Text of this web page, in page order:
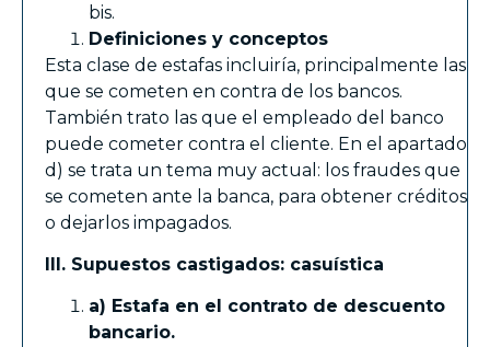
bis.
Definiciones y conceptos
Esta clase de estafas incluiría, principalmente las
que se cometen en contra de los bancos.
También trato las que el empleado del banco
puede cometer contra el cliente. En el apartado
d) se trata un tema muy actual: los fraudes que
se cometen ante la banca, para obtener créditos
o dejarlos impagados.
III. Supuestos castigados: casuística
a) Estafa en el contrato de descuento
bancario.